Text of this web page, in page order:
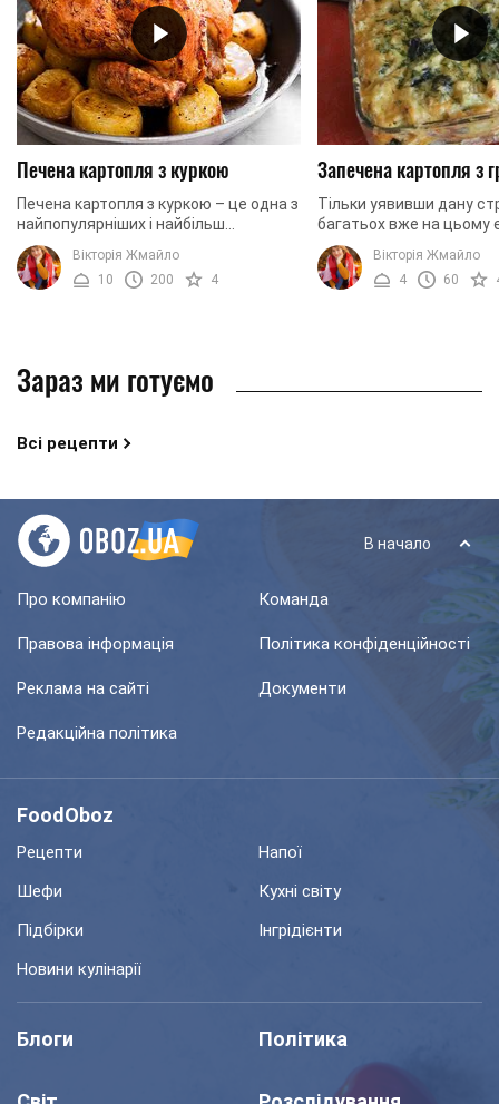
Печена картопля з куркою
Печена картопля з куркою – це одна з
найпопулярніших і найбільш
універсальніших страв, оскільки ви її
зможете приготувати для родинних
посиденьок, а ...
Вікторія Жмайло
10
200 4
Запечена картопля з
Тільки уявивши дану
багатьох вже на цьому
бажання її
запечену картоплю з
сиром, яку ми ...
Вікторія Жмайло
4
60
Зараз ми готуємо
Всі рецепти
В начало
Про компанію Команда
Правова інформація Політика конфіденційності
Реклама на сайті Документи
Редакційна політика
FoodOboz
Рецепти
Напої
Шефи
Кухні світу
Підбірки
Інгрідієнти
Новини кулінарії
Блоги Політика